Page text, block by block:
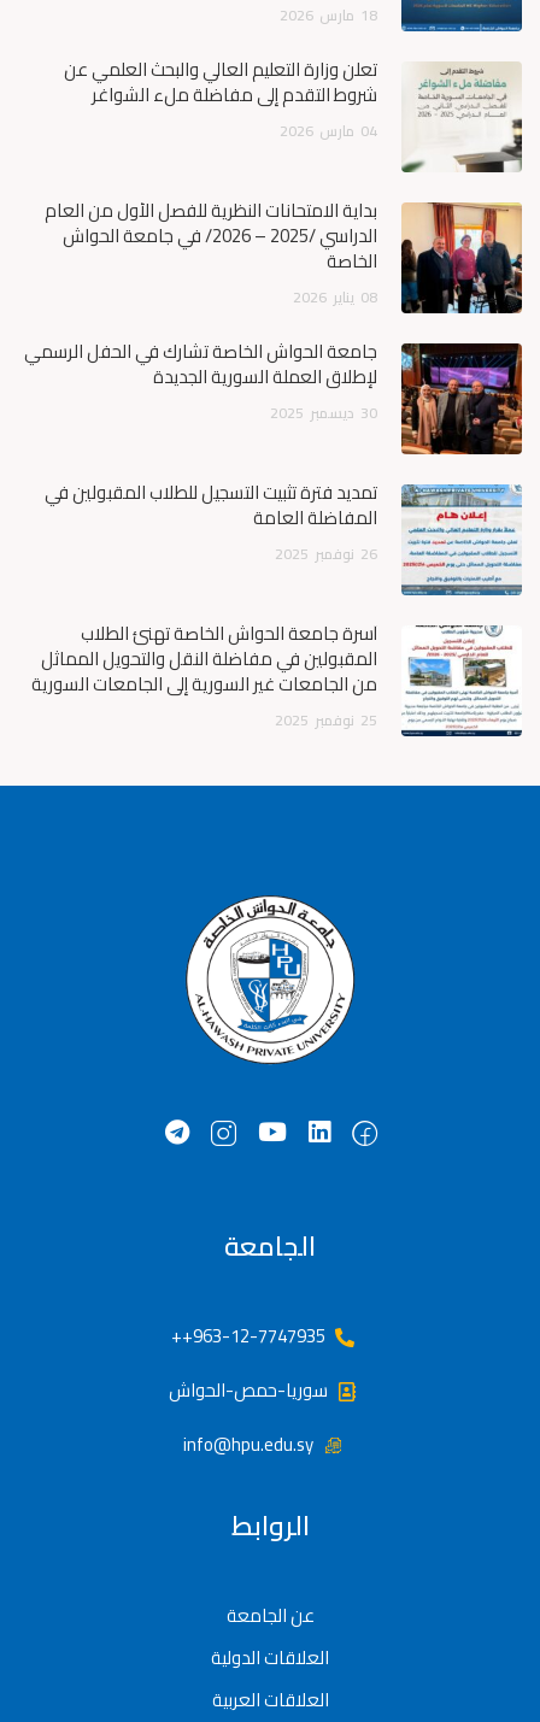
18 مارس 2026
تعلن وزارة التعليم العالي والبحث العلمي عن
شروط التقدم إلى مفاضلة ملء الشواغر
04 مارس 2026
بداية الامتحانات النظرية للفصل الأول من العام
الدراسي /2025 – 2026/ في جامعة الحواش
الخاصة
08 يناير 2026
جامعة الحواش الخاصة تشارك في الحفل الرسمي
لإطلاق العملة السورية الجديدة
30 ديسمبر 2025
تمديد فترة تثبيت التسجيل للطلاب المقبولين في
المفاضلة العامة
26 نوفمبر 2025
أسرة جامعة الحواش الخاصة تهنئ الطلاب
المقبولين في مفاضلة النقل والتحويل المماثل
من الجامعات غير السورية إلى الجامعات السورية
25 نوفمبر 2025
الجامعة
963-12-7747935++
سوريا-حمص-الحواش
info@hpu.edu.sy
الروابط
عن الجامعة
العلاقات الدولية
العلاقات العربية